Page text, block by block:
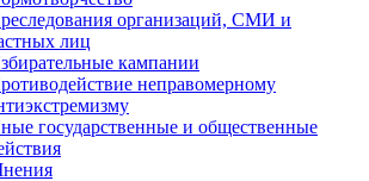
организаций, СМИ и
лиц
кампании
неправомерному
государственные и общественные